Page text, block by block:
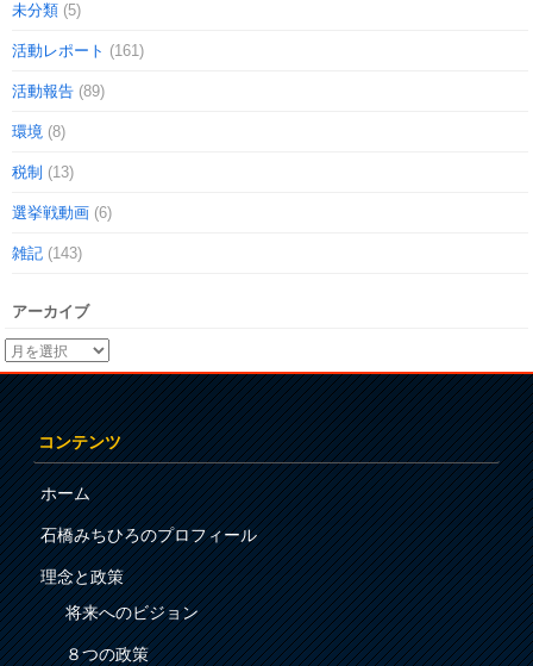
未分類 (5)
活動レポート (161)
活動報告 (89)
環境 (8)
税制 (13)
選挙戦動画 (6)
雑記 (143)
アーカイブ
コンテンツ
ホーム
石橋みちひろのプロフィール
理念と政策
将来へのビジョン
８つの政策